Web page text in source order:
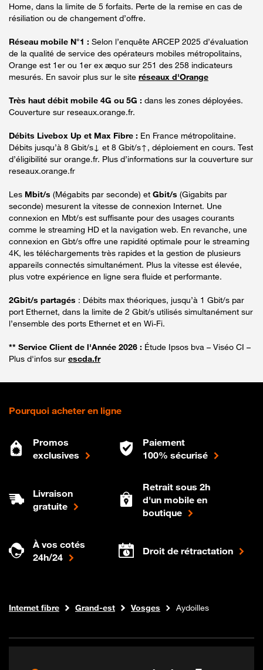
Home, dans la limite de 5 forfaits. Perte de la remise en cas de
résiliation ou de changement d’offre.
Réseau mobile N°1 : Selon l’enquête ARCEP 2025 d’évaluation
de la qualité de service des opérateurs mobiles métropolitains,
Orange est 1er ou 1er ex æquo sur 251 des 258 indicateurs
mesurés. En savoir plus sur le site réseaux d'Orange
Très haut débit mobile 4G ou 5G : dans les zones déployées.
Couverture sur reseaux.orange.fr.
Débits Livebox Up et Max Fibre : En France métropolitaine.
Débits jusqu’à 8 Gbit/s↓ et 8 Gbit/s↑, déploiement en cours. Test
d’éligibilité sur orange.fr. Plus d’informations sur la couverture sur
reseaux.orange.fr
Les Mbit/s (Mégabits par seconde) et Gbit/s (Gigabits par
seconde) mesurent la vitesse de connexion Internet. Une
connexion en Mbt/s est suffisante pour des usages courants
comme le streaming HD et la navigation web. En revanche, une
connexion en Gbt/s offre une rapidité optimale pour le streaming
4K, les téléchargements très rapides et la gestion de plusieurs
appareils connectés simultanément. Plus la vitesse est élevée,
plus votre expérience en ligne sera fluide et performante.
2Gbit/s partagés : Débits max théoriques, jusqu’à 1 Gbit/s par
port Ethernet, dans la limite de 2 Gbit/s utilisés simultanément sur
l’ensemble des ports Ethernet et en Wi-Fi.
** Service Client de l'Année 2026 : Étude Ipsos bva – Viséo CI –
Plus d'infos sur escda.fr
Pourquoi acheter en ligne
Promos
exclusives
Paiement
100% sécurisé
Livraison
gratuite
Retrait sous 2h
d'un mobile en
boutique
À vos cotés
24h/24
Droit de rétractation
Boutique Orange
Internet fibre Grand-est Vosges Aydoilles